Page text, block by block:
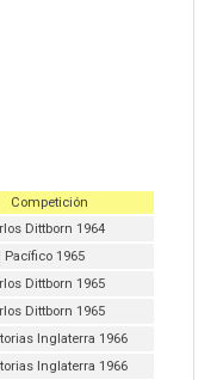
Competición
Dittborn 1964
Pacífico 1965
Dittborn 1965
Dittborn 1965
Inglaterra 1966
Inglaterra 1966